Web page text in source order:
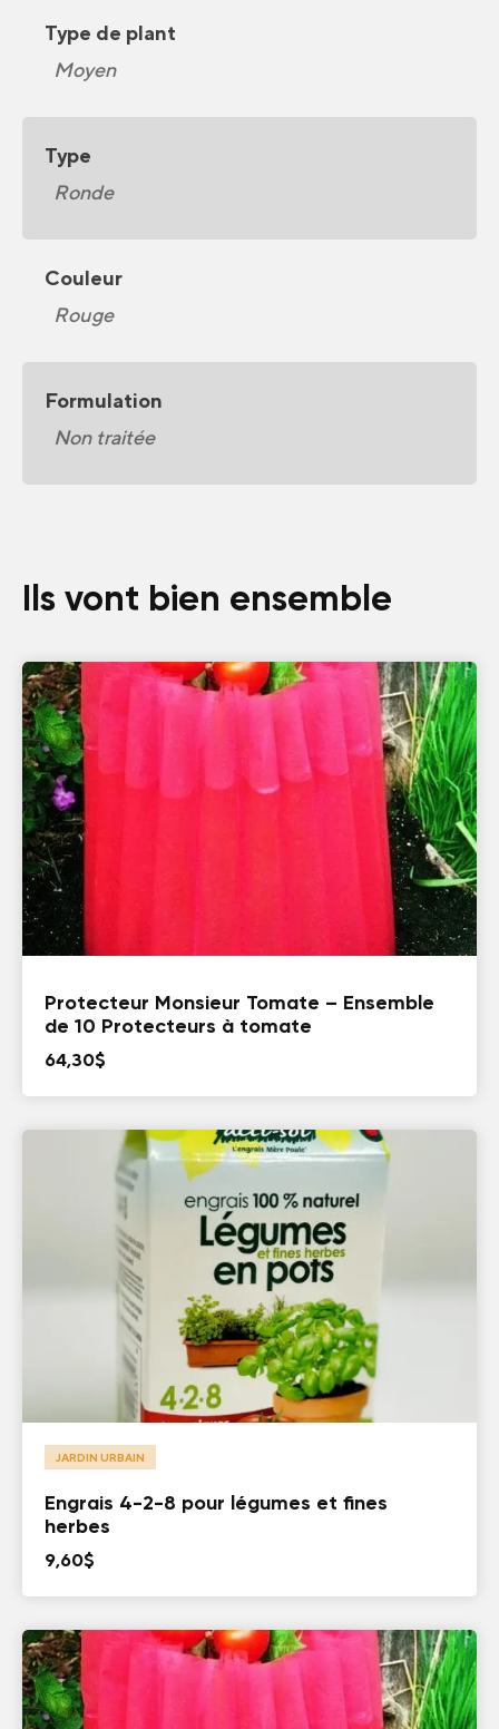
Type de plant
Moyen
Type
Ronde
Couleur
Rouge
Formulation
Non traitée
Ils vont bien ensemble
Protecteur Monsieur Tomate – Ensemble
de 10 Protecteurs à tomate
64,30$
JARDIN URBAIN
Engrais 4-2-8 pour légumes et fines
herbes
9,60$